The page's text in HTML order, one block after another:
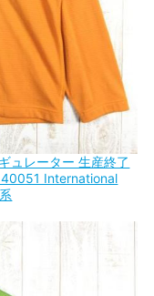
ュレーター 生産終了
40051 International